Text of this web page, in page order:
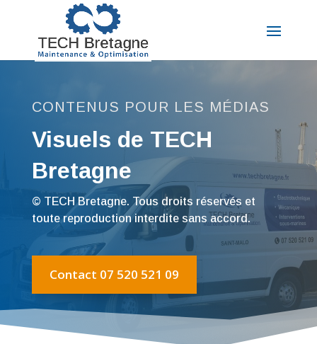
CONTENUS POUR LES MÉDIAS
Visuels de TECH
Bretagne
© TECH Bretagne. Tous droits réservés et
toute reproduction interdite sans accord.
Contact 07 520 521 09